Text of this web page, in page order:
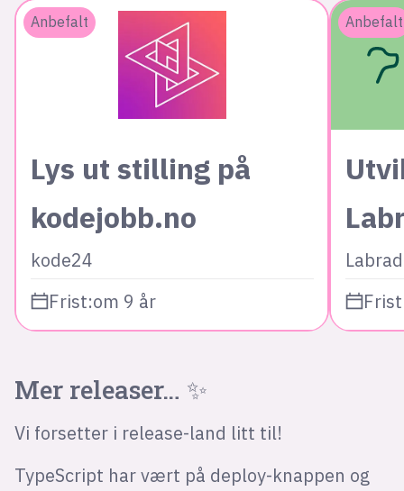
Anbefalt
Lys ut stilling på
kodejobb.no
kode24
Frist:om 9 år
Anbefalt
Mer releaser… ✨
Vi forsetter i release-land litt til!
TypeScript har vært på deploy-knappen og